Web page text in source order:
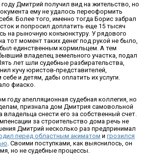
Дмитрий получил вид на жительство, но
ему не удалось переоформить
Более того, именно тогда Борис забрал
и попросил доплатить еще 15 тысяч
на рыночную конъюнктуру. У рядового
тот момент таких денег под рукой не было,
единственным кормильцем. А тем
владелец земельного участка, подал
лет шли судебные разбирательства,
кучу юристов-представителей,
и детям, дабы оплатить их услуги.
фиаско.
году апелляционная судебная коллегия, но
признала дом Дмитрия самовольной
владельца снести его за собственный счет.
за строительство дома речь не
Дмитрий несколько раз предпринимал
перед областным акиматом и грозился
. Своими поступками, как выяснилось, он
но не судебные процессы.